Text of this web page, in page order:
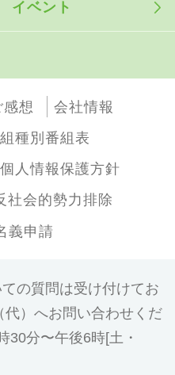
イベント
感想
会社情報
種別番組表
個人情報保護方針
社会的勢力排除
義申請
の質問は受け付けてお
代）へお問い合わせくだ
30分〜午後6時[土・